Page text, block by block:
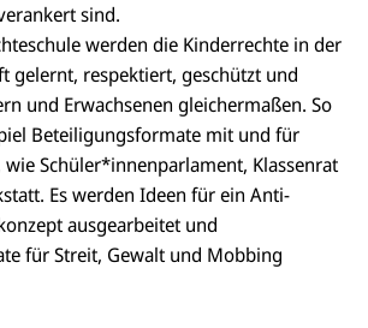
sind.
werden die Kinderrechte in der
gelernt, respektiert, geschützt und
und Erwachsenen gleichermaßen. So
Beteiligungsformate mit und für
Schüler*innenparlament, Klassenrat
Es werden Ideen für ein Anti-
ausgearbeitet und
für Streit, Gewalt und Mobbing